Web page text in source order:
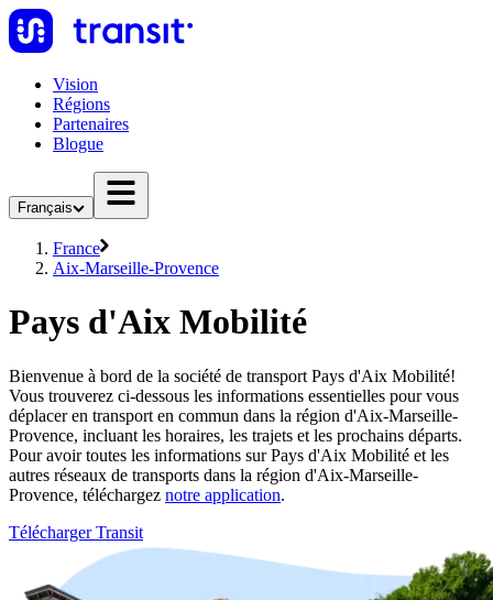
Vision
Régions
Partenaires
Blogue
Français
France
Aix-Marseille-Provence
Pays d'Aix Mobilité
Bienvenue à bord de la société de transport Pays d'Aix Mobilité!
Vous trouverez ci-dessous les informations essentielles pour vous
déplacer en transport en commun dans la région d'Aix-Marseille-
Provence, incluant les horaires, les trajets et les prochains départs.
Pour avoir toutes les informations sur Pays d'Aix Mobilité et les
autres réseaux de transports dans la région d'Aix-Marseille-
Provence, téléchargez notre application.
Télécharger Transit